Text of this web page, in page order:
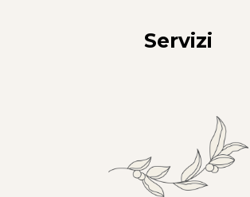
Servizi